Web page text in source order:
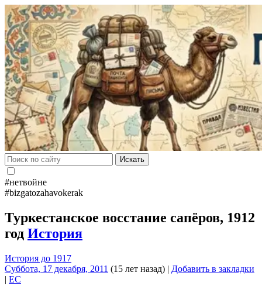
Искать
#нетвойне
#bizgatozahavokerak
Туркестанское восстание сапёров, 1912
год История
История до 1917
Суббота, 17 декабря, 2011 (15 лет назад) | Добавить в закладки
| EC